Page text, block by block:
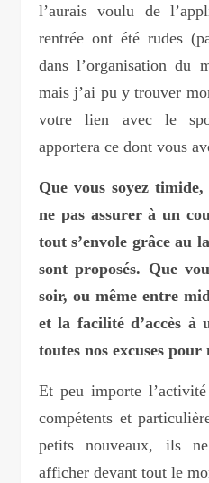
l’aurais voulu de
rentrée ont été rudes
dans l’organisation du
mais j’ai pu y trouver
votre lien avec le
apportera ce dont vous
Que vous soyez
ne pas assurer à un
tout s’envole grâce au
sont proposés. Que
soir, ou même entre
et la facilité d’accès à
toutes nos excuses
Et peu importe
compétents et
petits nouveaux, ils
afficher devant tout le